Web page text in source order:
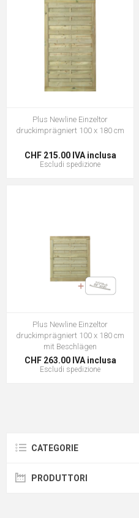
Plus Newline Einzeltor
druckimprägniert 100 x 180 cm
CHF 215.00 IVA inclusa
Escludi spedizione
Plus Newline Einzeltor
druckimprägniert 100 x 180 cm
mit Beschlägen
CHF 263.00 IVA inclusa
Escludi spedizione
CATEGORIE
PRODUTTORI